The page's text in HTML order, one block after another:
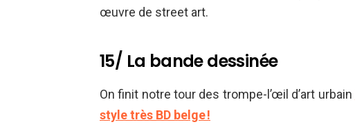
œuvre de street art.
15/ La bande dessinée
On finit notre tour des trompe-l’œil d’art urbain
style très BD belge !